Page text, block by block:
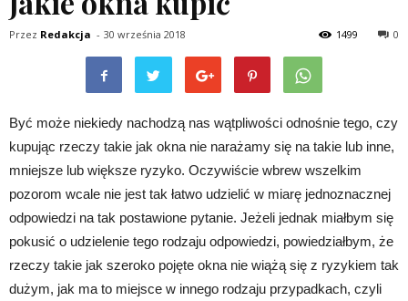
Przez Redakcja - 30 września 2018 0
1499
Być może niekiedy nachodzą nas wątpliwości odnośnie tego, czy
kupując rzeczy takie jak okna nie narażamy się na takie lub inne,
mniejsze lub większe ryzyko. Oczywiście wbrew wszelkim
pozorom wcale nie jest tak łatwo udzielić w miarę jednoznacznej
odpowiedzi na tak postawione pytanie. Jeżeli jednak miałbym się
pokusić o udzielenie tego rodzaju odpowiedzi, powiedziałbym, że
rzeczy takie jak szeroko pojęte okna nie wiążą się z ryzykiem tak
dużym, jak ma to miejsce w innego rodzaju przypadkach, czyli